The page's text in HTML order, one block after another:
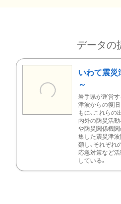
データの
いわて震災
～
岩手県が運営
津波からの復旧
もに、これら
内外の防災活動
や防災関係機
集した震災津
類し、それぞれ
応急対策など
している。